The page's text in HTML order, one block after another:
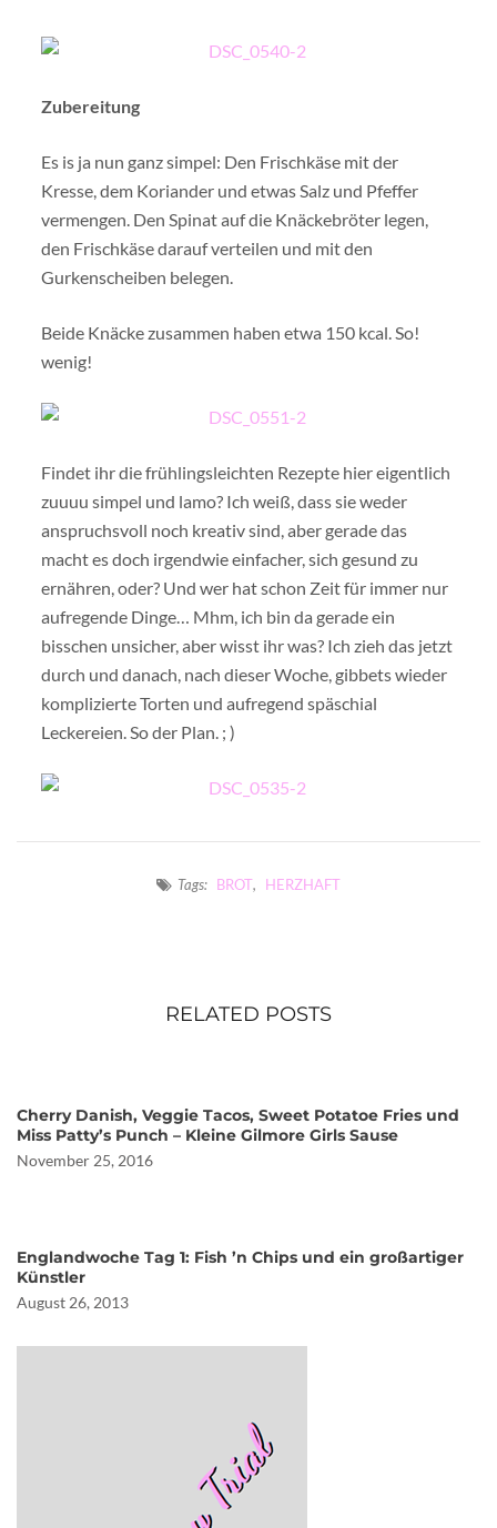
Zubereitung
Es is ja nun ganz simpel: Den Frischkäse mit der
Kresse, dem Koriander und etwas Salz und Pfeffer
vermengen. Den Spinat auf die Knäckebröter legen,
den Frischkäse darauf verteilen und mit den
Gurkenscheiben belegen.
Beide Knäcke zusammen haben etwa 150 kcal. So!
wenig!
Findet ihr die frühlingsleichten Rezepte hier eigentlich
zuuuu simpel und lamo? Ich weiß, dass sie weder
anspruchsvoll noch kreativ sind, aber gerade das
macht es doch irgendwie einfacher, sich gesund zu
ernähren, oder? Und wer hat schon Zeit für immer nur
aufregende Dinge… Mhm, ich bin da gerade ein
bisschen unsicher, aber wisst ihr was? Ich zieh das jetzt
durch und danach, nach dieser Woche, gibbets wieder
komplizierte Torten und aufregend späschial
Leckereien. So der Plan. ; )
Tags: BROT, HERZHAFT
RELATED POSTS
Cherry Danish, Veggie Tacos, Sweet Potatoe Fries und
Miss Patty’s Punch – Kleine Gilmore Girls Sause
November 25, 2016
Englandwoche Tag 1: Fish ’n Chips und ein großartiger
Künstler
August 26, 2013